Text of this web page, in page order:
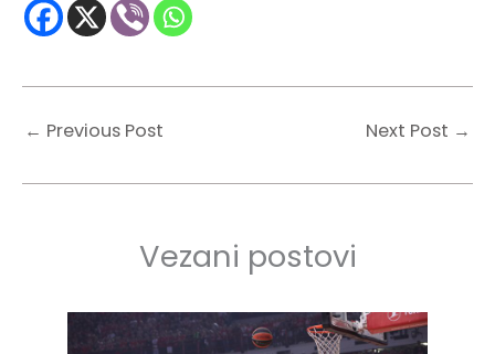
← Previous Post Next Post →
Vezani postovi